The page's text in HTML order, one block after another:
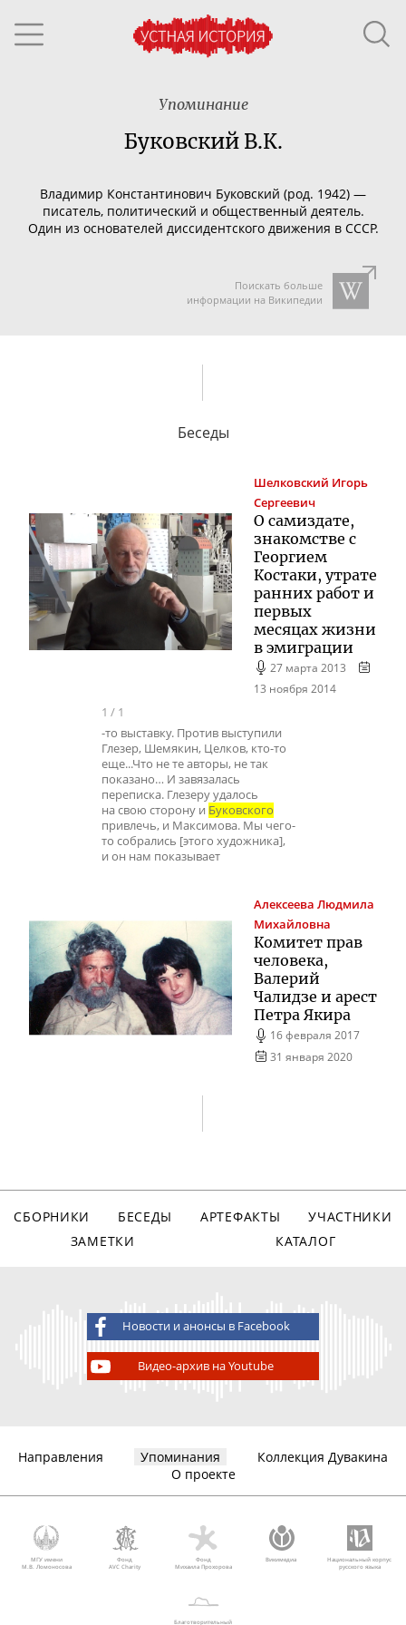
Упоминание
Буковский В.К.
Владимир Константинович Буковский (род. 1942) —
писатель, политический и общественный деятель.
Один из основателей диссидентского движения в СССР.
Поискать больше
информации на Википедии
Беседы
Шелковский Игорь
Сергеевич
О самиздате,
знакомстве с
Георгием
Костаки, утрате
ранних работ и
первых
месяцах жизни
в эмиграции
27 марта 2013
13 ноября 2014
1 / 1
-то выставку. Против выступили
Глезер, Шемякин, Целков, кто-то
еще...Что не те авторы, не так
показано… И завязалась
переписка. Глезеру удалось
на свою сторону и Буковского
привлечь, и Максимова. Мы чего-
то собрались [этого художника],
и он нам показывает
Алексеева Людмила
Михайловна
Комитет прав
человека,
Валерий
Чалидзе и арест
Петра Якира
16 февраля 2017
31 января 2020
СБОРНИКИ БЕСЕДЫ АРТЕФАКТЫ
УЧАСТНИКИ
ЗАМЕТКИ
КАТАЛОГ
Новости и анонсы в Facebook
Видео-архив на Youtube
Направления Упоминания
Коллекция Дувакина
О проекте
МГУ имени
М.В. Ломоносова
Фонд
AVC Charity
Фонд
Михаила Прохорова
Викимедиа
Национальный корпус
русского языка
Благотворительный